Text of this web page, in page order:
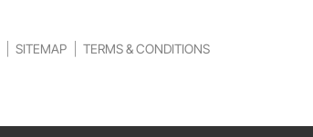
SITEMAP TERMS & CONDITIONS